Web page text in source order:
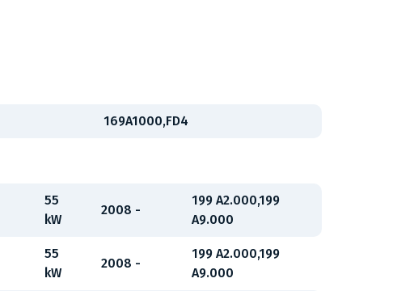
169A1000,FD4
55
kW
2008 -
199 A2.000,199
A9.000
55
kW
2008 -
199 A2.000,199
A9.000